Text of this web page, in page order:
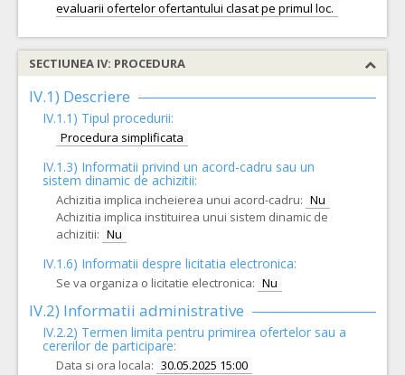
SECTIUNEA IV: PROCEDURA
IV.1) Descriere
IV.1.1) Tipul procedurii:
Procedura simplificata
IV.1.3) Informatii privind un acord-cadru sau un
sistem dinamic de achizitii:
Achizitia implica incheierea unui acord-cadru: Nu
Achizitia implica instituirea unui sistem dinamic de
achizitii: Nu
IV.1.6) Informatii despre licitatia electronica:
Se va organiza o licitatie electronica: Nu
IV.2) Informatii administrative
IV.2.2) Termen limita pentru primirea ofertelor sau a
cererilor de participare:
Data si ora locala: 30.05.2025 15:00